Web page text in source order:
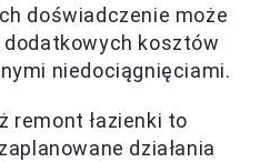
doświadczenie może
kosztów
niedociągnięciami.
remont łazienki to
działania